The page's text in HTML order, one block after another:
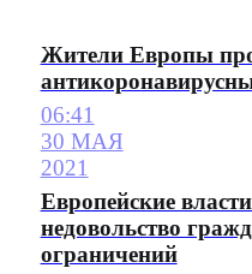
Жители Европы
06:41
30 МАЯ
2021
Европейские
недовольство
ограничений